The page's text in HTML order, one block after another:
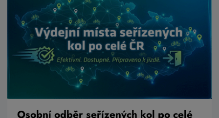
Osobní odběr seřízených kol po celé